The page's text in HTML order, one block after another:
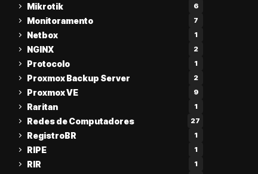
Mikrotik 6
Monitoramento 7
Netbox 1
NGINX 2
Protocolo 1
Proxmox Backup Server 2
Proxmox VE 9
Raritan 1
Redes de Computadores 27
RegistroBR 1
RIPE 1
RIR 1